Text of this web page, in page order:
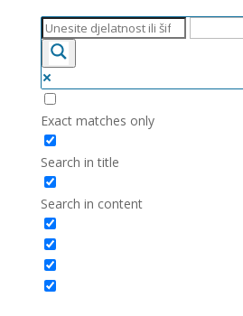
Exact matches only
Search in title
Search in content